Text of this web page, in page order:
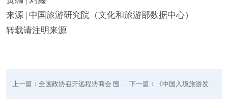
来源 | 中国旅游研究院（文化和旅游部数据中心）
转载请注明来源